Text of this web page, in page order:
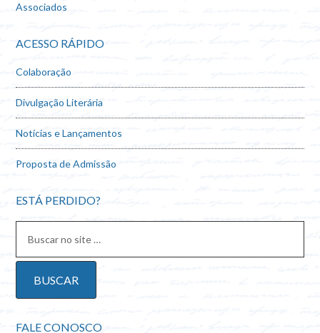
Associados
ACESSO RÁPIDO
Colaboração
Divulgação Literária
Notícias e Lançamentos
Proposta de Admissão
ESTÁ PERDIDO?
FALE CONOSCO